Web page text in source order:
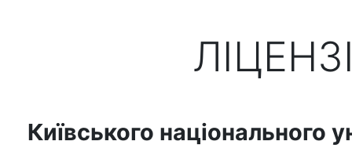
Київського національного